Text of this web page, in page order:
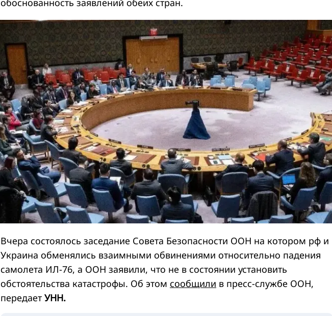
обоснованность заявлений обеих стран.
Вчера состоялось заседание Совета Безопасности ООН на котором рф и
Украина обменялись взаимными обвинениями относительно падения
самолета ИЛ-76, а ООН заявили, что не в состоянии установить
обстоятельства катастрофы. Об этом сообщили в пресс-службе ООН,
передает УНН.